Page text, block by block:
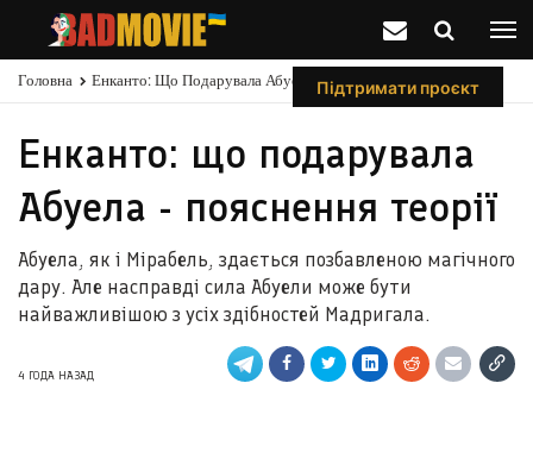
Підтримати проєкт
Головна Енканто: Що Подарувала Абуела - Пояснення Теорії
Енканто: що подарувала
Абуела - пояснення теорії
Абуела, як і Мірабель, здається позбавленою магічного
дару. Але насправді сила Абуели може бути
найважливішою з усіх здібностей Мадригала.
4 ГОДА НАЗАД